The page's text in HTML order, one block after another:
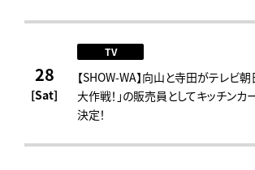
28
[Sat]
TV
【SHOW-WA】向山と寺田がテレビ朝
大作戦！」の販売員としてキッチン
決定！